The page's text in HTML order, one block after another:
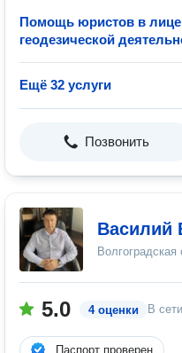
Помощь юристов в
геодезической
Ещё 32 услуги
Позвонить
Василий
Волгоградская
5.0 4 оценки В сети
Паспорт проверен